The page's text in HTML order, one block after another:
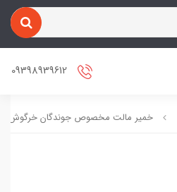
خمیر مالت مخصوص جوندگان خرگوش